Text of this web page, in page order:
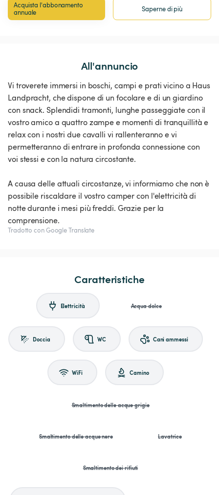
Acquista l'abbonamento
annuale
Saperne di più
All'annuncio
Vi troverete immersi in boschi, campi e prati vicino a Haus
Landpracht, che dispone di un focolare e di un giardino
con snack. Splendidi tramonti, lunghe passeggiate con il
vostro amico a quattro zampe e momenti di tranquillità e
relax con i nostri due cavalli vi rallenteranno e vi
permetteranno di entrare in profonda connessione con
voi stessi e con la natura circostante.
A causa delle attuali circostanze, vi informiamo che non è
possibile riscaldare il vostro camper con l'elettricità di
notte durante i mesi più freddi. Grazie per la
comprensione.
Tradotto con Google Translate
Caratteristiche
Elettricità Acqua dolce
Doccia WC Cani ammessi
WiFi Camino
Smaltimento delle acque grigie
Smaltimento delle acque nere Lavatrice
Smaltimento dei rifiuti